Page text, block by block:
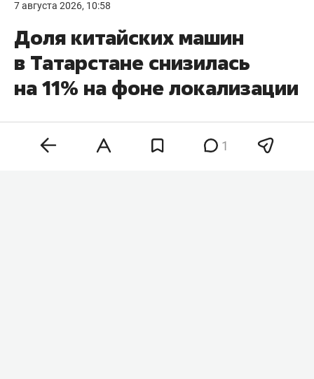
7 августа 2026, 10:58
Доля китайских машин
в Татарстане снизилась
на 11% на фоне локализации
1